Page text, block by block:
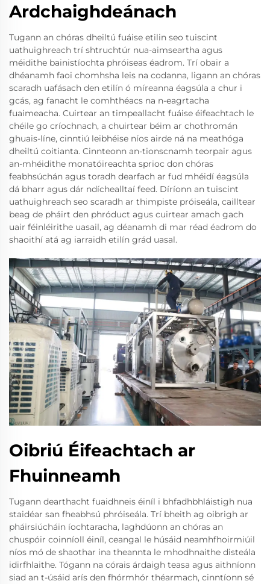
Ardchaighdeánach
Tugann an chóras dheiltú fuáise etilin seo tuiscint
uathuighreach trí shtruchtúr nua-aimseartha agus
méidithe bainistíochta phróiseas éadrom. Trí obair a
dhéanamh faoi chomhsha leis na codanna, ligann an chóras
scaradh uafásach den etilín ó míreanna éagsúla a chur i
gcás, ag fanacht le comhthéacs na n-eagrtacha
fuaimeacha. Cuirtear an timpeallacht fuáise éifeachtach le
chéile go críochnach, a chuirtear béim ar chothromán
ghuais-líne, cinntiú leibhéise níos airde ná na meathóga
dheiltú coitianta. Cinnteonn an-tionscnamh teorpair agus
an-mhéidithe monatóireachta sprioc don chóras
feabhsúchán agus toradh dearfach ar fud mhéidí éagsúla
dá bharr agus dár ndíchealltaí feed. Díríonn an tuiscint
uathuighreach seo scaradh ar thimpiste próiseála, cailltear
beag de pháirt den phróduct agus cuirtear amach gach
uair féinléirithe uasail, ag déanamh di mar réad éadrom do
shaoithí atá ag iarraidh etilín grád uasal.
Oibriú Éifeachtach ar
Fhuinneamh
Tugann dearthacht fuaidhneis éiníl i bhfadhbhláistigh nua
staidéar san fheabhsú phróiseála. Trí bheith ag oibrigh ar
pháirsiúcháin íochtaracha, laghdúonn an chóras an
chuspóir coinníoll éiníl, ceangal le húsáid neamhfhoirmiúil
níos mó de shaothar ina theannta le mhodhnaithe disteála
idirfhlaithe. Tógann na córais árdaigh teasa agus aithníonn
siad an t-úsáid arís den fhórmhór théarmach, cinntíonn sé